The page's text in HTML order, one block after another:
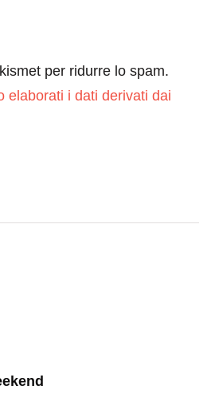
per ridurre lo spam.
elaborati i dati derivati dai